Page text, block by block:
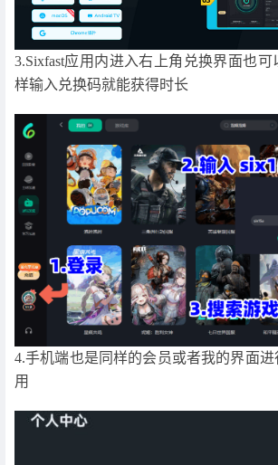
3.Sixfast应用内进入右上角兑换界面也可
样输入兑换码就能获得时长
4.手机端也是同样的会员或者我的界面
用